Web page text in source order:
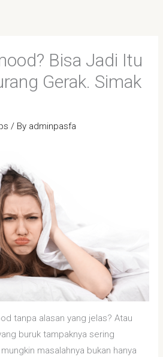
Bisa Jadi Itu
Gerak. Simak
/ By adminpasfa
tanpa alasan yang jelas? Atau
buruk tampaknya sering
masalahnya bukan hanya